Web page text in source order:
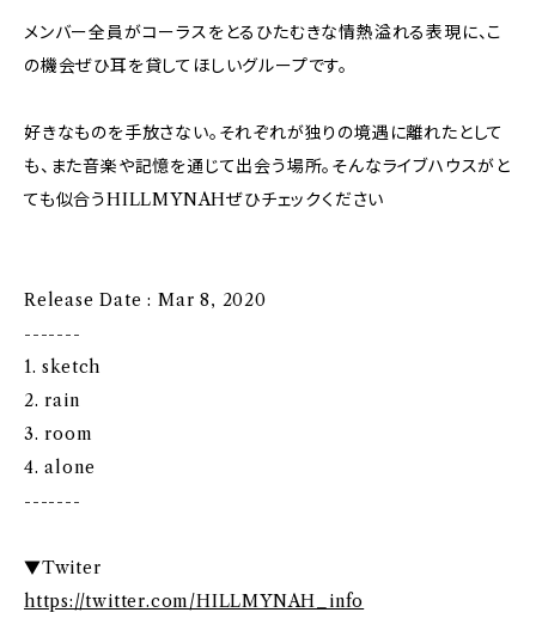
メンバー全員がコーラスをとるひたむきな情熱溢れる表現に、こ
の機会ぜひ耳を貸してほしいグループです。
好きなものを手放さない。それぞれが独りの境遇に離れたとして
も、また音楽や記憶を通じて出会う場所。そんなライブハウスがと
ても似合うHILLMYNAHぜひチェックください
Release Date : Mar 8, 2020
-------
1. sketch
2. rain
3. room
4. alone
-------
▼Twiter
https://twitter.com/HILLMYNAH_info